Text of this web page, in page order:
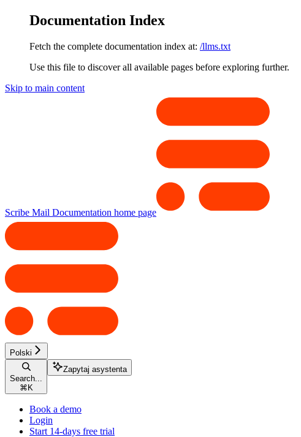
Documentation Index
Fetch the complete documentation index at: /llms.txt
Use this file to discover all available pages before exploring further.
Skip to main content
Scribe Mail Documentation home page
Polski
Search...
⌘ K
Zapytaj asystenta
Book a demo
Login
Start 14-days free trial